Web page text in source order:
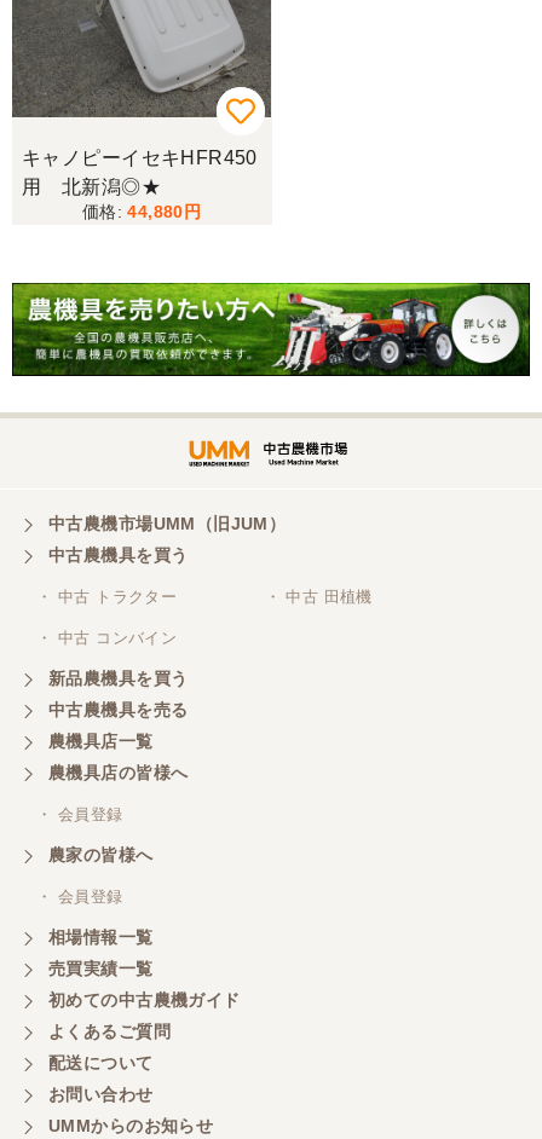
キャノピーイセキHFR450
用 北新潟◎★
44,880
中古農機市場UMM（旧JUM）
中古農機具を買う
・ 中古 トラクター ・ 中古 田植機
・ 中古 コンバイン
新品農機具を買う
中古農機具を売る
農機具店一覧
農機具店の皆様へ
・ 会員登録
農家の皆様へ
・ 会員登録
相場情報一覧
売買実績一覧
初めての中古農機ガイド
よくあるご質問
配送について
お問い合わせ
UMMからのお知らせ